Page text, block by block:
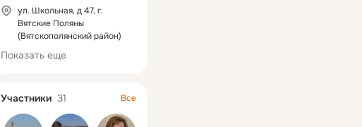
ул. Школьная, д 47, г.
Вятские Поляны
(Вятскополянский район)
Показать еще
Участники 31 Все